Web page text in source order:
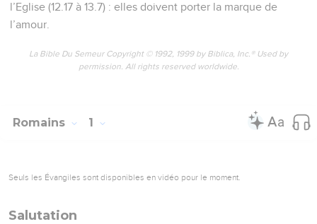
l’Eglise (12.17 à 13.7) : elles doivent porter la marque de
l’amour.
La Bible Du Semeur Copyright © 1992, 1999 by Biblica, Inc.® Used by
permission. All rights reserved worldwide.
Romains 1
Seuls les Évangiles sont disponibles en vidéo pour le moment.
Salutation